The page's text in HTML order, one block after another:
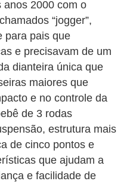
anos 2000 com o
“jogger”,
para pais que
e precisavam de um
dianteira única que
maiores que
e no controle da
de 3 rodas
estrutura mais
de cinco pontos e
que ajudam a
e facilidade de